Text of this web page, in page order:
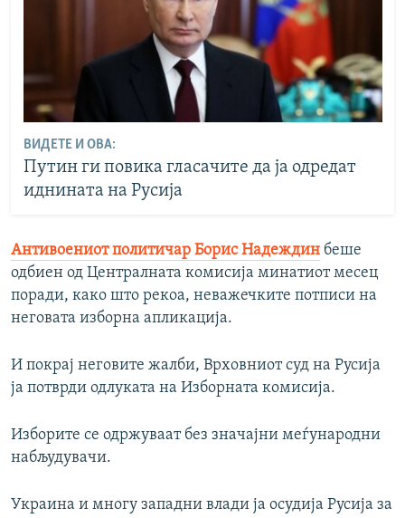
ВИДЕТЕ И ОВА:
Путин ги повика гласачите да ја одредат
иднината на Русија
Антивоениот политичар Борис Надеждин беше
одбиен од Централната комисија минатиот месец
поради, како што рекоа, неважечките потписи на
неговата изборна апликација.
И покрај неговите жалби, Врховниот суд на Русија
ја потврди одлуката на Изборната комисија.
Изборите се одржуваат без значајни меѓународни
набљудувачи.
Украина и многу западни влади ја осудија Русија за